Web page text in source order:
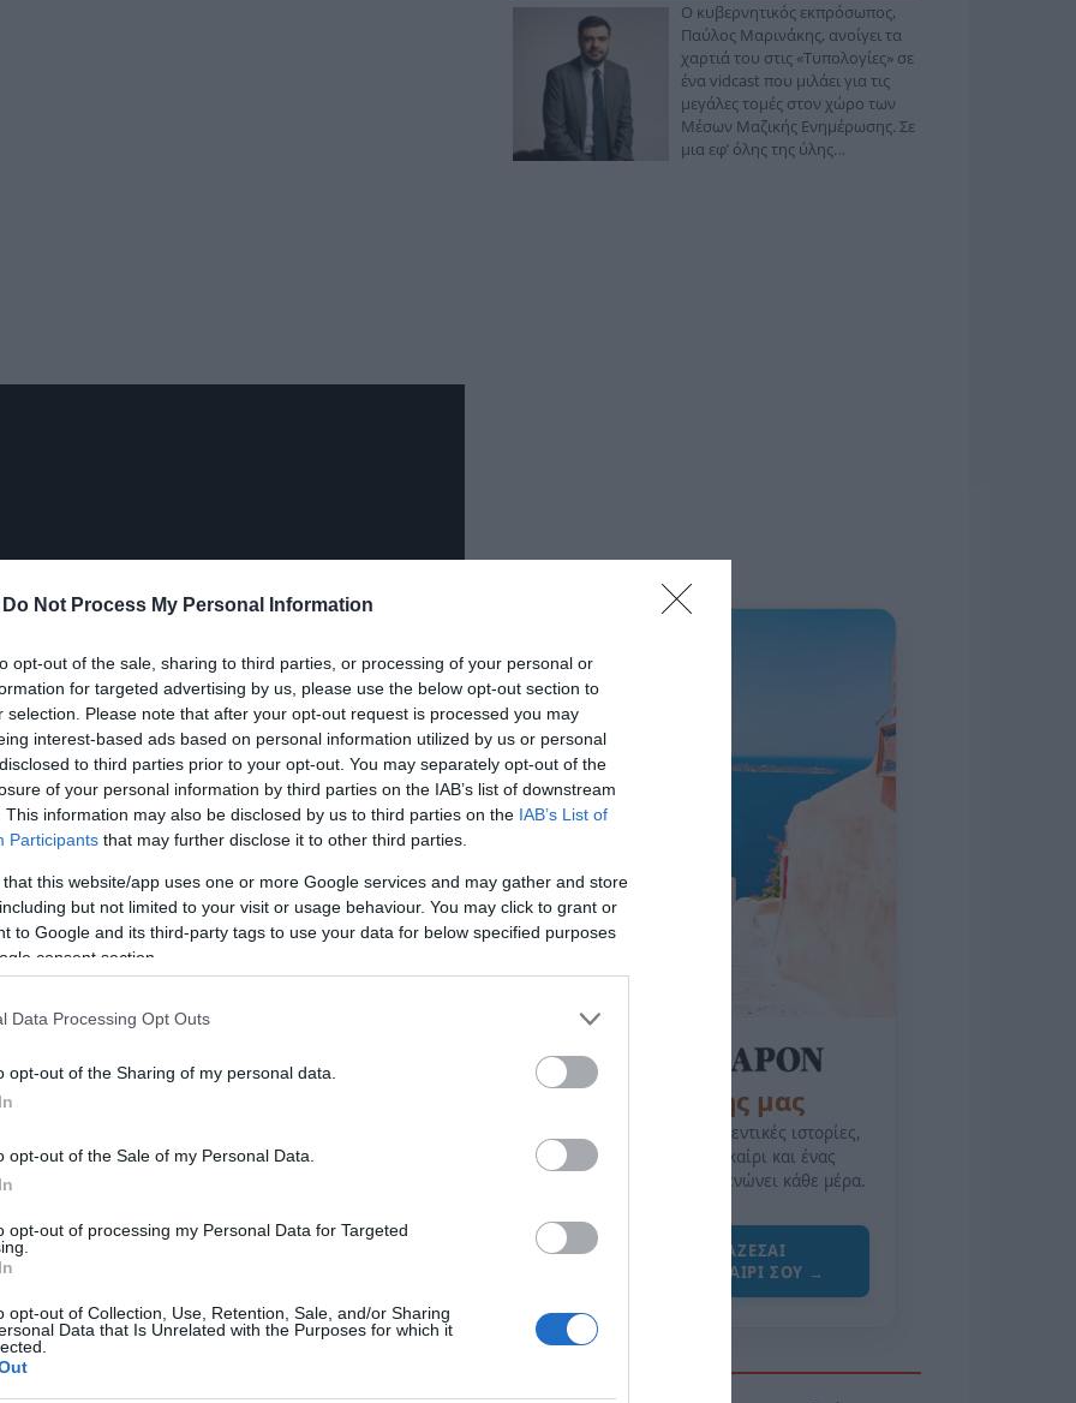
Do Not Process My Personal Information
opt-out of the sale, sharing to third parties, or processing of your personal or
for targeted advertising by us, please use the below opt-out section to
selection. Please note that after your opt-out request is processed you may
interest-based ads based on personal information utilized by us or personal
to third parties prior to your opt-out. You may separately opt-out of the
of your personal information by third parties on the IAB’s list of downstream
This information may also be disclosed by us to third parties on the IAB’s List of
Participants that may further disclose it to other third parties.
that this website/app uses one or more Google services and may gather and store
but not limited to your visit or usage behaviour. You may click to grant or
to Google and its third-party tags to use your data for below specified purposes
consent section.
Data Processing Opt Outs
opt-out of the Sharing of my personal data.
opt-out of the Sale of my Personal Data.
opt-out of processing my Personal Data for Targeted
opt-out of Collection, Use, Retention, Sale, and/or Sharing
Data that Is Unrelated with the Purposes for which it
συναισθηματικά φορτία. Η εισβολή της οικογένειας
στο προσκήνιο σκοτεινά μυστικά, παλιούς
καταστρέψει ό,τι έχει απομείνει όρθιο.
killer εξαπλώνεται, απειλώντας ακόμα και τους πιο
δεν έχουν επουλωθεί.
από το φιάσκο του γάμου της Βασιλικής και το νέο
Ο κυβερνητικός εκπρόσωπος,
Παύλος Μαρινάκης, ανοίγει τα
χαρτιά του στις «Τυπολογίες» σε
ένα vidcast που μιλάει για τις
μεγάλες τομές στον χώρο των
Μέσων Μαζικής Ενημέρωσης. Σε
μια εφ’ όλης της ύλης
της Ζωής μας
Οι άνθρωποι, οι αυθεντικές ιστορίες,
το ελληνικό καλοκαίρι και ένας
πολιτισμός που μας ενώνει κάθε μέρα.
ΌΣΑ ΧΡΕΙΆΖΕΣΑΙ
ΓΙΑ ΤΟ ΚΑΛΟΚΑΊΡΙ ΣΟΥ →